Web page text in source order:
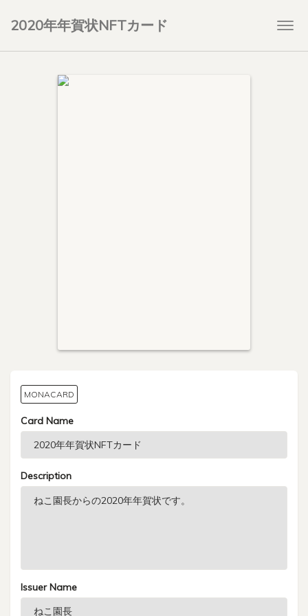
2020年年賀状NFTカード
MONACARD
Card Name
Description
Issuer Name